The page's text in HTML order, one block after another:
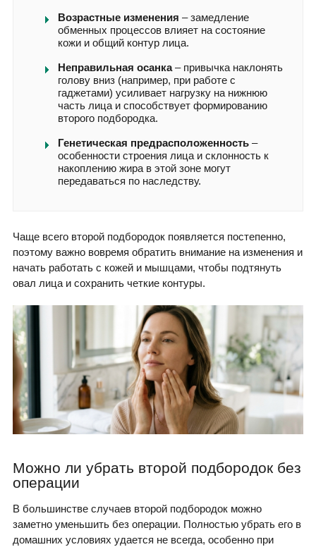
Возрастные изменения – замедление
обменных процессов влияет на состояние
кожи и общий контур лица.
Неправильная осанка– привычка наклонять
голову вниз (например, при работе с
гаджетами) усиливает нагрузку на нижнюю
часть лица и способствует формированию
второго подбородка.
Генетическая предрасположенность –
особенности строения лица и склонность к
накоплению жира в этой зоне могут
передаваться по наследству.
Чаще всего второй подбородок появляется постепенно,
поэтому важно вовремя обратить внимание на изменения и
начать работать с кожей и мышцами, чтобы подтянуть
овал лица и сохранить четкие контуры.
Можно ли убрать второй подбородок без
операции
В большинстве случаев второй подбородок можно
заметно уменьшить без операции. Полностью убрать его в
домашних условиях удается не всегда, особенно при